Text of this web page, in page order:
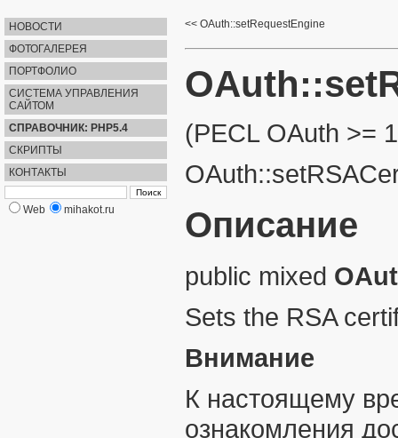
НОВОСТИ
ФОТОГАЛЕРЕЯ
ПОРТФОЛИО
СИСТЕМА УПРАВЛЕНИЯ
САЙТОМ
СПРАВОЧНИК: PHP5.4
СКРИПТЫ
КОНТАКТЫ
Web mihakot.ru
OAuth::setRequestEngine
(PECL OAuth >=
Описание
public mixed
Sets the RSA
Внимание
К настоящему
ознакомления